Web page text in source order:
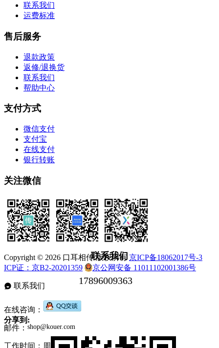
联系我们
运费标准
售后服务
退款政策
返修/退换货
联系我们
帮助中心
支付方式
微信支付
支付宝
在线支付
银行转账
关注微信
Copyright © 2026 口耳相传 版权所有京ICP备18062017号-3
ICP证：京B2-20201359
京公网安备 11011102001386号
联系我们
联系我们
在线咨询：
邮件：
工作时间：周一至周五，9:30-17:30，节假日休息
分享到: